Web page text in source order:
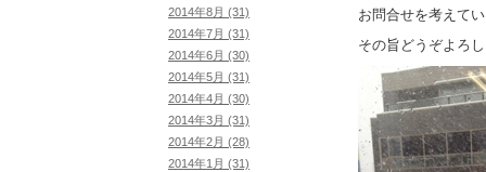
お問合せを考えて
その旨どうぞよろ
2014年8月 (31)
2014年7月 (31)
2014年6月 (30)
2014年5月 (31)
2014年4月 (30)
2014年3月 (31)
2014年2月 (28)
2014年1月 (31)